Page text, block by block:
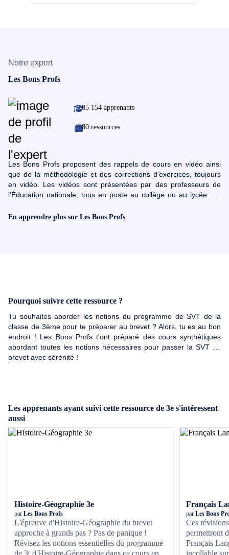
Notre expert
Les Bons Profs
85 154 apprenants
80 ressources
Les Bons Profs proposent des rappels de cours en vidéo ainsi
que de la méthodologie et des corrections d'exercices, toujours
en vidéo. Les vidéos sont présentées par des professeurs de
l'Éducation nationale, tous en poste au collège ou au lycée. En
comprendre les cours. Les QCM et les exercices associés aux
En apprendre plus sur Les Bons Profs
Pourquoi suivre cette ressource ?
Tu souhaites aborder les notions du programme de SVT de la
classe de 3ème pour te préparer au brevet ? Alors, tu es au bon
endroit ! Les Bons Profs t'ont préparé des cours synthétiques
abordant toutes les notions nécessaires pour passer la SVT au
brevet avec sérénité !
Les apprenants ayant suivi cette ressource de 3e s'intéressent
aussi
Histoire-Géographie 3e
par Les Bons Profs
L'épreuve d'Histoire-Géographie du brevet
approche à grands pas ? Pas de panique !
Révisez les notions essentielles du programme
de 3ᵉ d'Histoire-Géographie dans ce cours en
Français
par Les Bons
Ces
permettront
Français
incollable